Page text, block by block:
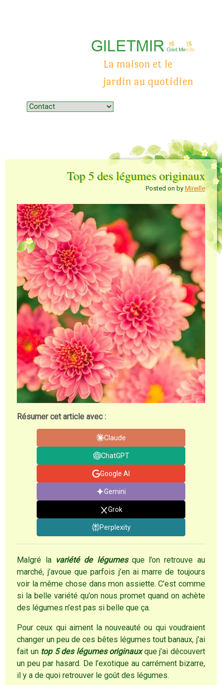
La maison et le
jardin au quotidien
Menu
Skip to content
Top 5 des légumes originaux
Posted on by Mireille
Résumer cet article avec :
Claude
ChatGPT
Google AI
Gemini
Grok
Perplexity
Malgré la variété de légumesque l’on retrouve au
marché, j’avoue que parfois j’en ai marre de toujours
voir la même chose dans mon assiette. C’est comme
si la belle variété qu’on nous promet quand on achète
des légumes n’est pas si belle que ça.
Pour ceux qui aiment la nouveauté ou qui voudraient
changer un peu de ces bêtes légumes tout banaux, j’ai
fait un top 5 des légumes originauxque j’ai découvert
un peu par hasard. De l’exotique au carrément bizarre,
il y a de quoi retrouver le goût des légumes.